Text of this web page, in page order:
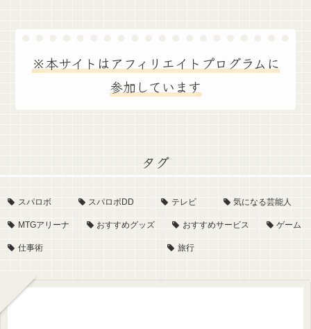
※本サイトはアフィリエイトプログラムに
参加しています
タグ
スパロボ スパロボDD テレビ 気になる芸能人
MTGアリーナ おすすめグッズ おすすめサービス ゲーム
仕事術 旅行